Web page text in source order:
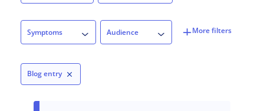
Symptoms
Symptoms
Audience
Audience
Blog entry